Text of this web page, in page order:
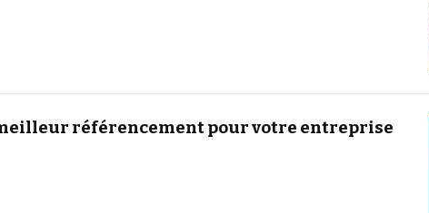
meilleur référencement pour votre entreprise